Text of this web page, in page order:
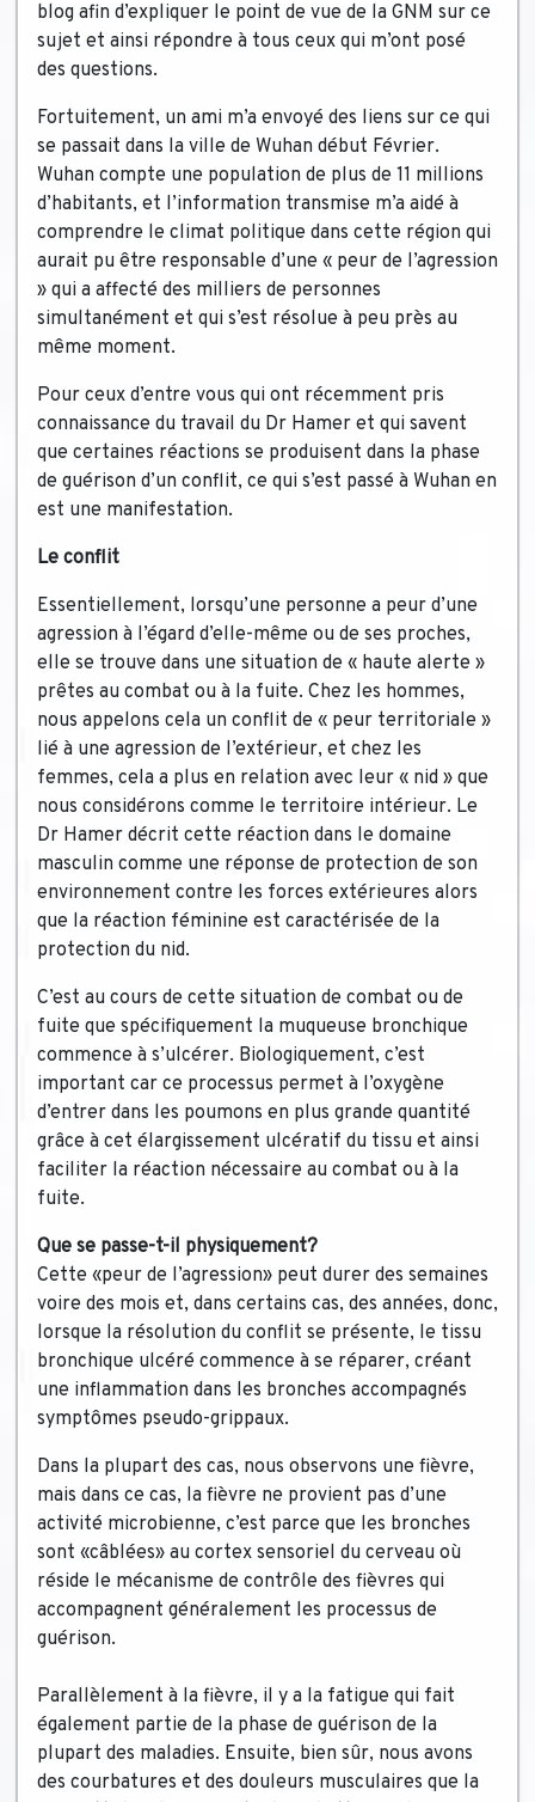
blog afin d’expliquer le point de vue de la GNM sur ce
sujet et ainsi répondre à tous ceux qui m’ont posé
des questions.
Fortuitement, un ami m’a envoyé des liens sur ce qui
se passait dans la ville de Wuhan début Février.
Wuhan compte une population de plus de 11 millions
d’habitants, et l’information transmise m’a aidé à
comprendre le climat politique dans cette région qui
aurait pu être responsable d’une « peur de l’agression
» qui a affecté des milliers de personnes
simultanément et qui s’est résolue à peu près au
même moment.
Pour ceux d’entre vous qui ont récemment pris
connaissance du travail du Dr Hamer et qui savent
que certaines réactions se produisent dans la phase
de guérison d’un conflit, ce qui s’est passé à Wuhan en
est une manifestation.
Le conflit
Essentiellement, lorsqu’une personne a peur d’une
agression à l’égard d’elle-même ou de ses proches,
elle se trouve dans une situation de « haute alerte »
prêtes au combat ou à la fuite. Chez les hommes,
nous appelons cela un conflit de « peur territoriale »
lié à une agression de l’extérieur, et chez les
femmes, cela a plus en relation avec leur « nid » que
nous considérons comme le territoire intérieur. Le
Dr Hamer décrit cette réaction dans le domaine
masculin comme une réponse de protection de son
environnement contre les forces extérieures alors
que la réaction féminine est caractérisée de la
protection du nid.
C’est au cours de cette situation de combat ou de
fuite que spécifiquement la muqueuse bronchique
commence à s’ulcérer. Biologiquement, c’est
important car ce processus permet à l’oxygène
d’entrer dans les poumons en plus grande quantité
grâce à cet élargissement ulcératif du tissu et ainsi
faciliter la réaction nécessaire au combat ou à la
fuite.
Que se passe-t-il physiquement?
Cette «peur de l’agression» peut durer des semaines
voire des mois et, dans certains cas, des années, donc,
lorsque la résolution du conflit se présente, le tissu
bronchique ulcéré commence à se réparer, créant
une inflammation dans les bronches accompagnés
symptômes pseudo-grippaux.
Dans la plupart des cas, nous observons une fièvre,
mais dans ce cas, la fièvre ne provient pas d’une
activité microbienne, c’est parce que les bronches
sont «câblées» au cortex sensoriel du cerveau où
réside le mécanisme de contrôle des fièvres qui
accompagnent généralement les processus de
guérison.
Parallèlement à la fièvre, il y a la fatigue qui fait
également partie de la phase de guérison de la
plupart des maladies. Ensuite, bien sûr, nous avons
des courbatures et des douleurs musculaires que la